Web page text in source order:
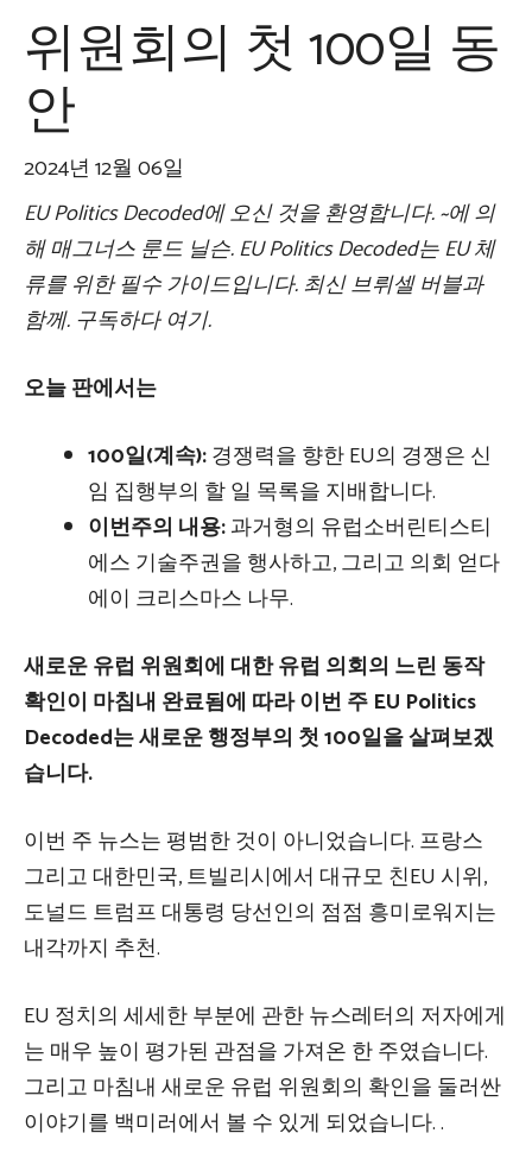
위원회의 첫 100일 동
안
2024년 12월 06일
EU Politics Decoded에 오신 것을 환영합니다.~에 의
해매그너스 룬드 닐슨.EU Politics Decoded는 EU 체
류를 위한 필수 가이드입니다. 최신브뤼셀 버블과
함께. 구독하다 여기.
오늘 판에서는
100일(계속):경쟁력을 향한 EU의 경쟁은 신
임 집행부의 할 일 목록을 지배합니다.
이번주의 내용:과거형의 유럽소버린티스티
에스 기술주권을 행사하고,그리고 의회 얻다
에이 크리스마스 나무.
새로운 유럽 위원회에 대한 유럽 의회의 느린 동작
확인이 마침내 완료됨에 따라 이번 주 EU Politics
Decoded는 새로운 행정부의 첫 100일을 살펴보겠
습니다.
이번 주 뉴스는 평범한 것이 아니었습니다. 프랑스
그리고 대한민국,트빌리시에서 대규모 친EU 시위,
도널드 트럼프 대통령 당선인의 점점 흥미로워지는
내각까지 추천.
EU 정치의 세세한 부분에 관한 뉴스레터의 저자에게
는 매우 높이 평가된 관점을 가져온 한 주였습니다.
그리고 마침내 새로운 유럽 위원회의 확인을 둘러싼
이야기를 백미러에서 볼 수 있게 되었습니다. .